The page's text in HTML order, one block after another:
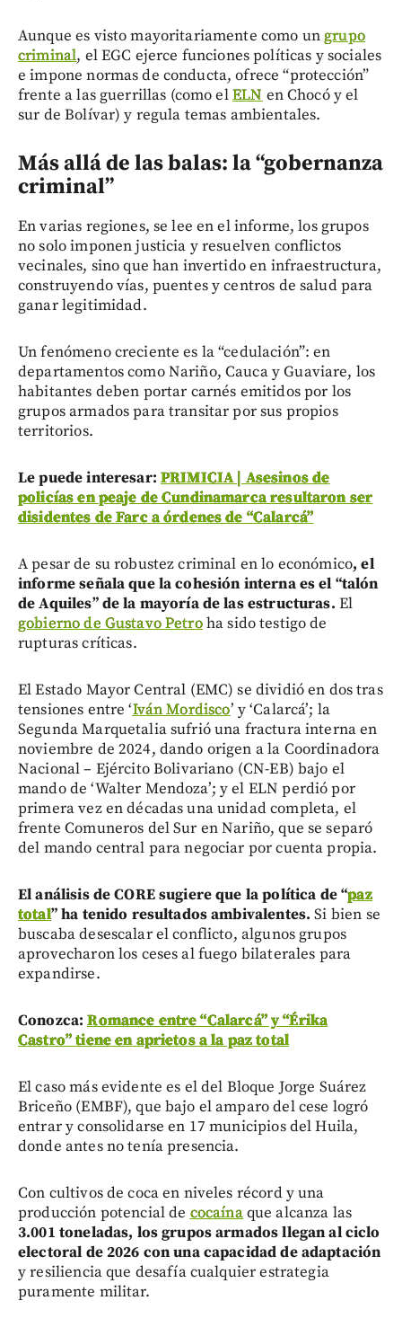
Aunque es visto mayoritariamente como un grupo
criminal, el EGC ejerce funciones políticas y sociales
e impone normas de conducta, ofrece “protección”
frente a las guerrillas (como elELN en Chocó y el
sur de Bolívar) y regula temas ambientales.
Más allá de las balas: la “gobernanza
criminal”
En varias regiones, se lee en el informe, los grupos
no solo imponen justicia y resuelven conflictos
vecinales, sino que han invertido en infraestructura,
construyendo vías, puentes y centros de salud para
ganar legitimidad.
Un fenómeno creciente es la “cedulación”: en
departamentos como Nariño, Cauca y Guaviare, los
habitantes deben portar carnés emitidos por los
grupos armados para transitar por sus propios
territorios.
Le puede interesar: PRIMICIA | Asesinos de
policías en peaje de Cundinamarca resultaron ser
disidentes de Farc a órdenes de “Calarcá”
A pesar de su robustez criminal en lo económico, el
informe señala que la cohesión interna es el “talón
de Aquiles” de la mayoría de las estructuras. El
gobierno de Gustavo Petroha sido testigo de
rupturas críticas.
El Estado Mayor Central (EMC) se dividió en dos tras
tensiones entre ‘Iván Mordisco’ y ‘Calarcá’; la
Segunda Marquetalia sufrió una fractura interna en
noviembre de 2024, dando origen a la Coordinadora
Nacional – Ejército Bolivariano (CN-EB) bajo el
mando de ‘Walter Mendoza’; y el ELN perdió por
primera vez en décadas una unidad completa, el
frente Comuneros del Sur en Nariño, que se separó
del mando central para negociar por cuenta propia.
El análisis de CORE sugiere que la política de “paz
total” ha tenido resultados ambivalentes. Si bien se
buscaba desescalar el conflicto, algunos grupos
aprovecharon los ceses al fuego bilaterales para
expandirse.
Conozca:Romance entre “Calarcá” y “Érika
Castro” tiene en aprietos a la paz total
El caso más evidente es el del Bloque Jorge Suárez
Briceño (EMBF), que bajo el amparo del cese logró
entrar y consolidarse en 17 municipios del Huila,
donde antes no tenía presencia.
Con cultivos de coca en niveles récord y una
producción potencial de cocaínaque alcanza las
3.001 toneladas, los grupos armados llegan al ciclo
electoral de 2026 con una capacidad de adaptación
y resiliencia que desafía cualquier estrategia
puramente militar.